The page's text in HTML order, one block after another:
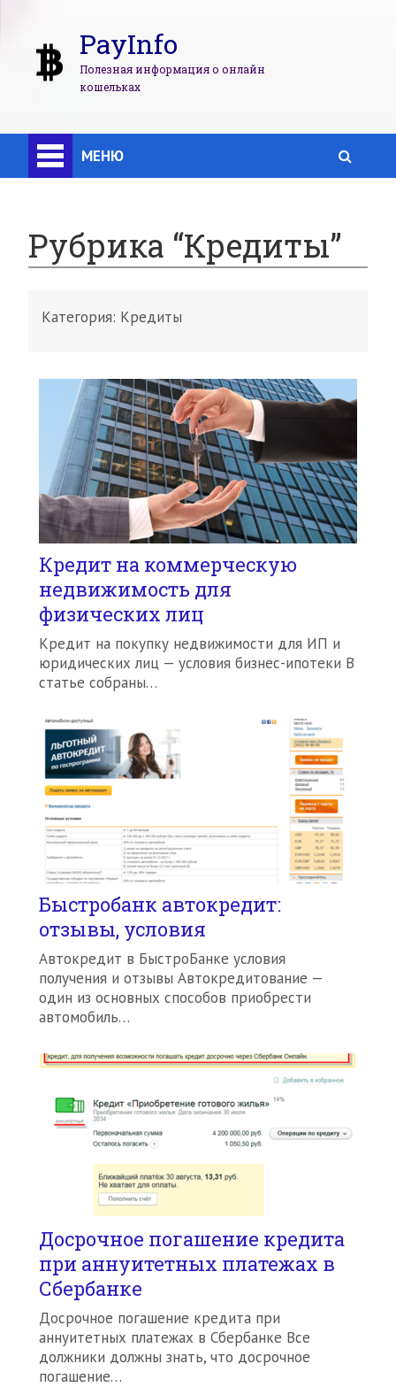
PayInfo
Полезная информация о онлайн
кошельках
МЕНЮ
Рубрика “Кредиты”
Категория: Кредиты
Кредит на коммерческую
недвижимость для
физических лиц
Кредит на покупку недвижимости для ИП и
юридических лиц — условия бизнес-ипотеки В
статье собраны…
Быстробанк автокредит:
отзывы, условия
Автокредит в БыстроБанке условия
получения и отзывы Автокредитование —
один из основных способов приобрести
автомобиль…
Досрочное погашение кредита
при аннуитетных платежах в
Сбербанке
Досрочное погашение кредита при
аннуитетных платежах в Сбербанке Все
должники должны знать, что досрочное
погашение…